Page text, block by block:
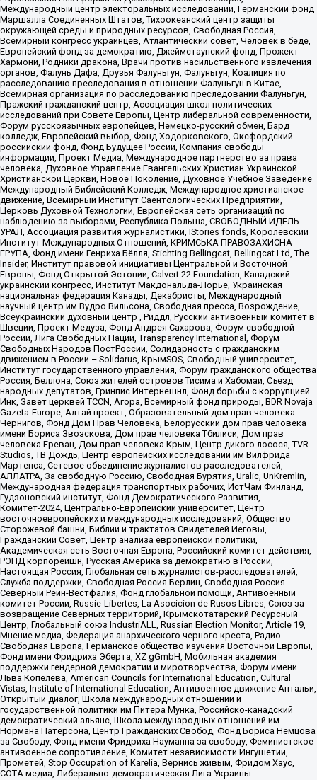
Международный центр электоральных исследований, Германский фонд
Маршалла Соединенных Штатов, Тихоокеанский центр защиты
окружающей среды и природных ресурсов, Свободная Россия,
Всемирный конгресс украинцев, Атлантический совет, Человек в беде,
Европейский фонд за демократию, Джеймстаунский фонд, Прожект
Хармони, Родники дракона, Врачи против насильственного извлечения
органов, Фалунь Дафа, Друзья Фалуньгун, Фалуньгун, Коалиция по
расследованию преследования в отношении Фалуньгун в Китае,
Всемирная организация по расследованию преследований Фалуньгун,
Пражский гражданский центр, Ассоциация школ политических
исследований при Совете Европы, Центр либеральной современности,
Форум русскоязычных европейцев, Немецко-русский обмен, Бард
колледж, Европейский выбор, Фонд Ходорковского, Оксфордский
российский фонд, Фонд Будущее России, Компания свободы
информации, Проект Медиа, Международное партнерство за права
человека, Духовное Управление Евангельских Христиан Украинской
Христианской Церкви, Новое Поколение, Духовное Учебное Заведение
Международный Библейский Колледж, Международное христианское
движение, Всемирный Институт Саентологических Предприятий,
Церковь Духовной Технологии, Европейская сеть организаций по
наблюдению за выборами, Республика Польша, СВОБОДНЫЙ ИДЕЛЬ-
УРАЛ, Ассоциация развития журналистики, IStories fonds, Королевский
Институт Международных Отношений, КРИМСЬКА ПРАВОЗАХИСНА
ГРУПА, Фонд имени Генриха Бёлля, Stichting Bellingcat, Bellingcat Ltd, The
Insider, Институт правовой инициативы Центральной и Восточной
Европы, Фонд Открытой Эстонии, Calvert 22 Foundation, Канадский
украинский конгресс, Институт Макдональда-Лорье, Украинская
национальная федерация Канады, Декабристы, Международный
научный центр им Вудро Вильсона, Свободная пресса, Возрождение,
Всеукраинский духовный центр , Риддл, Русский антивоенный комитет в
Швеции, Проект Медуза, Фонд Андрея Сахарова, Форум свободной
России, Лига Свободных Наций, Transparеncy International, Форум
Свободных Народов ПостРоссии, Солидарность с гражданским
движением в России – Solidarus, КрымSOS, Свободный университет,
Институт государственного управления, Форум гражданского общества
Россия, Беллона, Союз жителей островов Тисима и Хабомаи, Съезд
народных депутатов, Гринпис Интернешнл, Фонд борьбы с коррупцией
Инк, Завет церквей TCCN, Агора, Всемирный фонд природы, BDR Novaja
Gazeta-Europe, Алтай проект, Образовательный дом прав человека
Чернигов, Фонд Дом Прав Человека, Белорусский дом прав человека
имени Бориса Звозскова, Дом прав человека Тбилиси, Дом прав
человека Ереван, Дом прав человека Крым, Центр дикого лосося, TVR
Studios, ТВ Дождь, Центр европейских исследований им Вилфрида
Мартенса, Сетевое объединение журналистов расследователей,
АЛЛАТРА, За свободную Россию, Свободная Бурятия, Uralic, UnKremlin,
Международная федерация транспортных рабочих, ИстЧам Финланд,
Гудзоновский институт, Фонд Демократического Развития,
Комитет-2024, Центрально-Европейский университет, Центр
восточноевропейских и международных исследований, Общество
Сторожевой башни, Библии и трактатов Свидетелей Иеговы,
Гражданский Совет, Центр анализа европейской политики,
Академическая сеть Восточная Европа, Российский комитет действия,
РЭНД корпорейшн, Русская Америка за демократию в России,
Настоящая Россия, Глобальная сеть журналистов-расследователей,
Служба поддержки, Свободная Россия Берлин, Свободная Россия
Северный Рейн-Вестфалия, Фонд глобальной помощи, Антивоенный
комитет России, Russie-Libertes, La Asocicion de Rusos Libres, Союз за
возвращение Северных территорий, Крымскотатарский Ресурсный
Центр, Глобальный союз IndustriALL, Russian Election Monitor, Article 19,
Мнение медиа, Федерация анархического черного креста, Радио
Свободная Европа, Германское общество изучения Восточной Европы,
Фонд имени Фридриха Эберта, XZ gGmbH, Мобильная академия
поддержки гендерной демократии и миротворчества, Форум имени
Льва Копелева, American Councils for International Education, Cultural
Vistas, Institute of International Education, Антивоенное движение Антальи,
Открытый диалог, Школа международных отношений и
государственной политики им Питера Мунка, Российско-канадский
демократический альянс, Школа международных отношений им
Нормана Патерсона, Центр Гражданских Свобод, Фонд Бориса Немцова
за Свободу, Фонд имени Фридриха Науманна за свободу, Феминистское
антивоенное сопротивление, Комитет независимости Ингушетии,
Прометей, Stop Occupation of Karelia, Вернись живым, Фридом Хаус,
СОТА медиа, Либерально-демократическая Лига Украины